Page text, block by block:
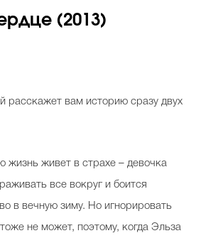
(2013)
расскажет вам историю сразу двух
жизнь живет в страхе – девочка
все вокруг и боится
в вечную зиму. Но игнорировать
не может, поэтому, когда Эльза